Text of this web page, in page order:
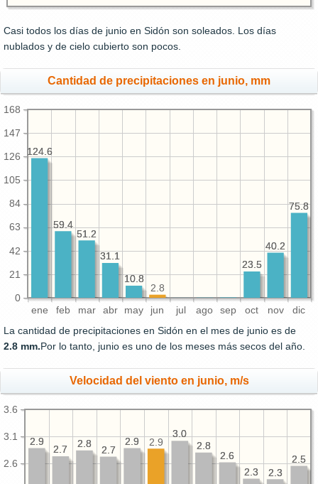
Casi todos los días de junio en Sidón son soleados. Los días
nublados y de cielo cubierto son pocos.
Cantidad de precipitaciones en junio, mm
ene feb mar abr may jun jul ago sep oct nov dic
0
21
42
63
84
105
126
147
168
75.8
40.2
23.5
10.8
31.1
51.2
59.4
124.6
75.8
40.2
23.5
2.8
10.8
31.1
51.2
59.4
124.6
La cantidad de precipitaciones en Sidón en el mes de junio es de
2.8 mm.Por lo tanto, junio es uno de los meses más secos del año.
Velocidad del viento en junio, m/s
2.6
3.1
3.6
2.5
2.3
2.3
2.6
2.8
3.0
2.9
2.7
2.8
2.7
2.9
2.5
2.3
2.3
2.6
2.8
3.0
2.9
2.9
2.7
2.8
2.7
2.9